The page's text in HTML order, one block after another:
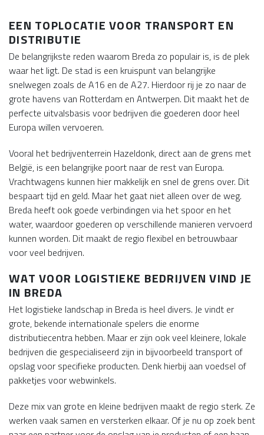
EEN TOPLOCATIE VOOR TRANSPORT EN
DISTRIBUTIE
De belangrijkste reden waarom Breda zo populair is, is de plek
waar het ligt. De stad is een kruispunt van belangrijke
snelwegen zoals de A16 en de A27. Hierdoor rij je zo naar de
grote havens van Rotterdam en Antwerpen. Dit maakt het de
perfecte uitvalsbasis voor bedrijven die goederen door heel
Europa willen vervoeren.
Vooral het bedrijventerrein Hazeldonk, direct aan de grens met
België, is een belangrijke poort naar de rest van Europa.
Vrachtwagens kunnen hier makkelijk en snel de grens over. Dit
bespaart tijd en geld. Maar het gaat niet alleen over de weg.
Breda heeft ook goede verbindingen via het spoor en het
water, waardoor goederen op verschillende manieren vervoerd
kunnen worden. Dit maakt de regio flexibel en betrouwbaar
voor veel bedrijven.
WAT VOOR LOGISTIEKE BEDRIJVEN VIND JE
IN BREDA
Het logistieke landschap in Breda is heel divers. Je vindt er
grote, bekende internationale spelers die enorme
distributiecentra hebben. Maar er zijn ook veel kleinere, lokale
bedrijven die gespecialiseerd zijn in bijvoorbeeld transport of
opslag voor specifieke producten. Denk hierbij aan voedsel of
pakketjes voor webwinkels.
Deze mix van grote en kleine bedrijven maakt de regio sterk. Ze
werken vaak samen en versterken elkaar. Of je nu op zoek bent